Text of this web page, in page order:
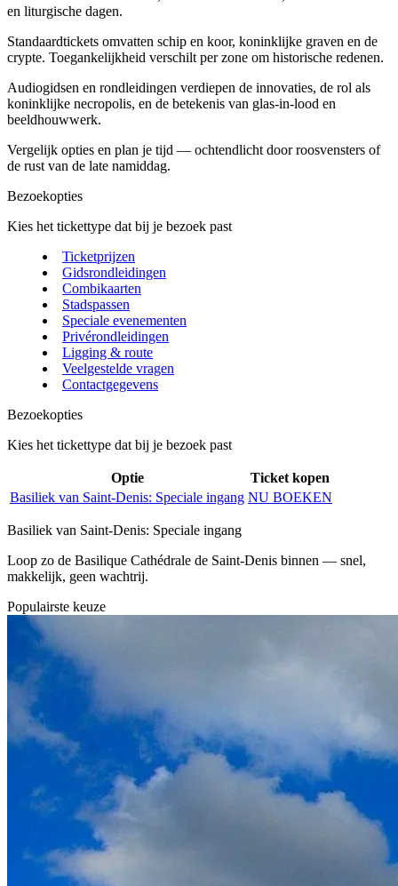
en liturgische dagen.
Standaardtickets omvatten schip en koor, koninklijke graven en de
crypte. Toegankelijkheid verschilt per zone om historische redenen.
Audiogidsen en rondleidingen verdiepen de innovaties, de rol als
koninklijke necropolis, en de betekenis van glas‑in‑lood en
beeldhouwwerk.
Vergelijk opties en plan je tijd — ochtendlicht door roosvensters of
de rust van de late namiddag.
Bezoekopties
Kies het tickettype dat bij je bezoek past
Ticketprijzen
Gidsrondleidingen
Combikaarten
Stadspassen
Speciale evenementen
Privérondleidingen
Ligging & route
Veelgestelde vragen
Contactgegevens
Bezoekopties
Kies het tickettype dat bij je bezoek past
Optie
Ticket kopen
Basiliek van Saint‑Denis: Speciale ingang NU BOEKEN
Basiliek van Saint‑Denis: Speciale ingang
Loop zo de Basilique Cathédrale de Saint‑Denis binnen — snel,
makkelijk, geen wachtrij.
Populairste keuze